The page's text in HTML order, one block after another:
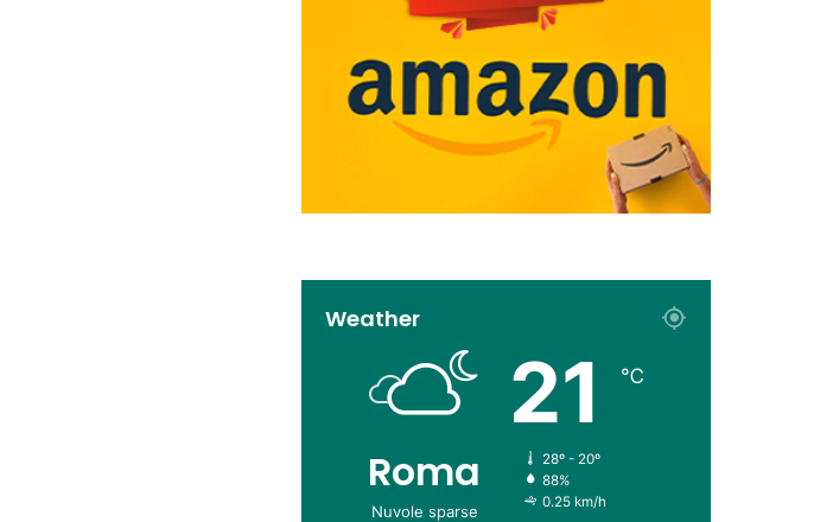
Weather
Roma
Nuvole sparse
21 ℃
28º - 20º
88%
0.25 km/h